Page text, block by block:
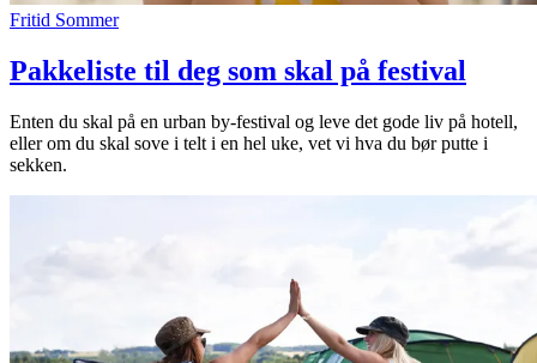
Fritid Sommer
Pakkeliste til deg som skal på festival
Enten du skal på en urban by-festival og leve det gode liv på hotell,
eller om du skal sove i telt i en hel uke, vet vi hva du bør putte i
sekken.